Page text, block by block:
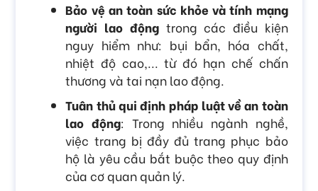
Bảo vệ an toàn sức khỏe và tính mạng
người lao độngtrong các điều kiện
nguy hiểm như: bụi bẩn, hóa chất,
nhiệt độ cao,... từ đó hạn chế chấn
thương và tai nạn lao động.
Tuân thủ qui định pháp luật về an toàn
lao động: Trong nhiều ngành nghề,
việc trang bị đầy đủ trang phục bảo
hộ là yêu cầu bắt buộc theo quy định
của cơ quan quản lý.